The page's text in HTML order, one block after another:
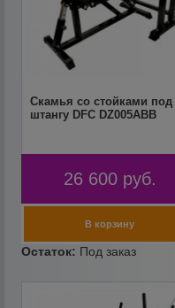
Скамья со стойками под
штангу DFC DZ005ABB
26 600 руб.